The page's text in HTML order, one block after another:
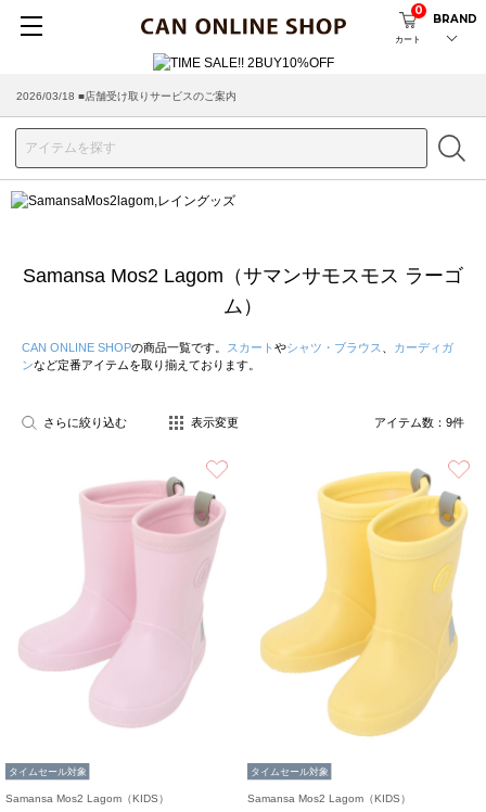
カート
0
BRAND
2026/03/18 ■店舗受け取りサービスのご案内
Samansa Mos2 Lagom（サマンサモスモス ラーゴ
ム）
CAN ONLINE SHOPの商品一覧です。 スカート やシャツ・ブラウス
カーディガ
ンなど定番アイテムを取り揃えております。
さらに絞り込む 表示変更 アイテム数： 9件
タイムセール対象
Samansa Mos2 Lagom（KIDS）
タイムセール対象
Samansa Mos2 Lagom（KIDS）